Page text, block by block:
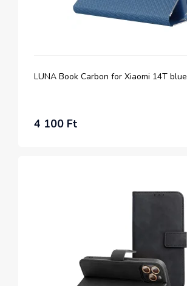
LUNA Book Carbon for Xiaomi 14T blue
4 100 Ft